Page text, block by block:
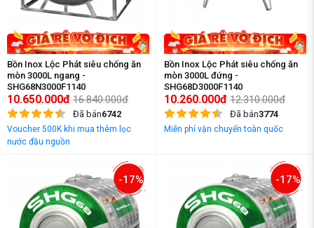
Bồn Inox Lộc Phát siêu chống ăn
mòn 3000L ngang -
SHG68N3000F1140
10.650.000đ 16.840.000đ
Đã bán6742
Voucher 500K khi mua thêm lọc
nước đầu nguồn
Bồn Inox Lộc Phát siêu chống ăn
mòn 3000L đứng -
SHG68D3000F1140
10.260.000đ 12.310.000đ
Đã bán3774
Miễn phí vận chuyển toàn quốc
-17% -17%